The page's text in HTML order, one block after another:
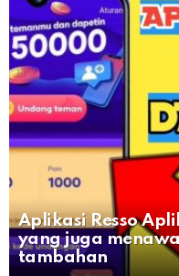
Aplikasi Resso
yang juga
tambahan